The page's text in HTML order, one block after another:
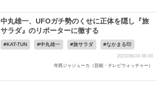
中丸雄一、UFOガチ勢のくせに正体を隠し『旅
サラダ』のリポーターに徹する
KAT-TUN 中丸雄一 旅サラダ なかまる印
2023/06/24 06:00
寺西ジャジューカ（芸能・テレビウォッチャー）